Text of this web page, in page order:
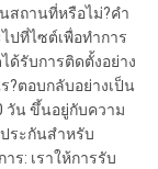
สถานที่หรือไม่?คำ
ปที่ไซต์เพื่อทำการ
ด้รับการติดตั้งอย่าง
?ตอบกลับอย่างเป็น
วัน ขึ้นอยู่กับความ
ระกันสำหรับ
ร: เราให้การรับ